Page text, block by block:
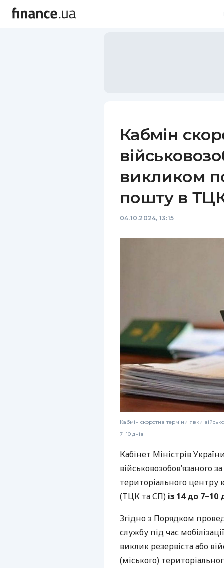
Кабмін
викликом
пошту в
04.10.2024, 13:15
Кабмін скоротив терміни явки
7−10 днів
Кабінет Міністрів
військовозобов’язаного
територіального центру
(ТЦК та СП) із 14 до 7−10
Згідно з Порядком
службу під час
виклик резервіста або
(міського)